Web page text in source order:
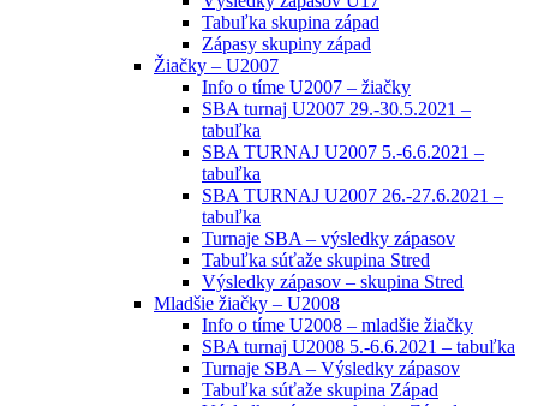
Tabuľka skupina západ
Zápasy skupiny západ
Žiačky – U2007
Info o tíme U2007 – žiačky
SBA turnaj U2007 29.-30.5.2021 –
tabuľka
SBA TURNAJ U2007 5.-6.6.2021 –
tabuľka
SBA TURNAJ U2007 26.-27.6.2021 –
tabuľka
Turnaje SBA – výsledky zápasov
Tabuľka súťaže skupina Stred
Výsledky zápasov – skupina Stred
Mladšie žiačky – U2008
Info o tíme U2008 – mladšie žiačky
SBA turnaj U2008 5.-6.6.2021 – tabuľka
Turnaje SBA – Výsledky zápasov
Tabuľka súťaže skupina Západ